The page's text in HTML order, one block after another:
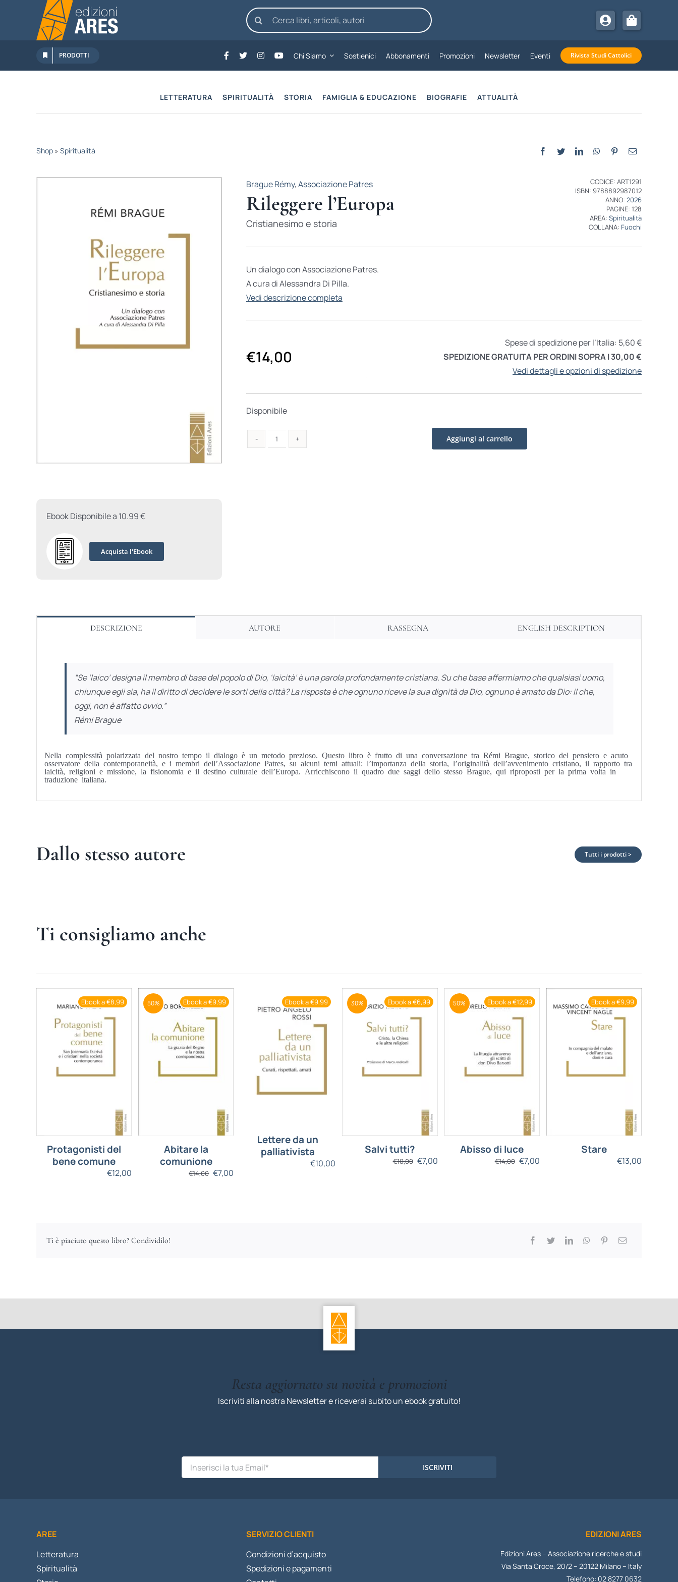
contenuto
Cerca
per:
PRODOTTI Chi Siamo Sostienici Abbonamenti Promozioni Newsletter Eventi Rivista Studi Cattolici
LETTERATURA SPIRITUALITÀ STORIA FAMIGLIA & EDUCAZIONE BIOGRAFIE ATTUALITÀ
Shop» Spiritualità
Brague Rémy,Associazione Patres
Rileggere l’Europa
Cristianesimo e storia
CODICE: ART1291
ISBN: 9788892987012
ANNO:2026
PAGINE: 128
AREA:Spiritualità
COLLANA: Fuochi
Un dialogo con Associazione Patres.
A cura di Alessandra Di Pilla.
Vedi descrizione completa
€14,00
Spese di spedizione per l’Italia: 5,60 €
SPEDIZIONE GRATUITA PER ORDINI SOPRA I 30,00 €
Vedi dettagli e opzioni di spedizione
Disponibile
Rileggere
Aggiungi al carrello
Ebook Disponibile a 10.99 €
Acquista l'Ebook
DESCRIZIONE AUTORE RASSEGNA ENGLISH DESCRIPTION
“Se ‘laico’ designa il membro di base del popolo di Dio, ‘laicità’ è una parola profondamente cristiana. Su che base affermiamo che qualsiasi uomo,
chiunque egli sia, ha il diritto di decidere le sorti della città? La risposta è che ognuno riceve la sua dignità da Dio, ognuno è amato da Dio: il che,
oggi, non è affatto ovvio.”
Rémi Brague
Nella complessità polarizzata del nostro tempo il dialogo è un metodo prezioso. Questo libro è frutto di una conversazione tra Rémi Brague, storico del pensiero e acuto
osservatore della contemporaneità, e i membri dell’Associazione Patres, su alcuni temi attuali: l’importanza della storia, l’originalità dell’avvenimento cristiano, il rapporto tra
laicità, religioni e missione, la fisionomia e il destino culturale dell’Europa. Arricchiscono il quadro due saggi dello stesso Brague, qui riproposti per la prima volta in
traduzione italiana.
Dallo stesso autore Tutti i prodotti >
Ti consigliamo anche
Ebook a €8,99
Protagonisti del
bene comune
€12,00
Ebook a €9,99
50%
Abitare la
comunione
€14,00 €7,00
Ebook a €9,99
Lettere da un
palliativista
€10,00
Ebook a €6,99
30%
Salvi tutti?
€10,00 €7,00
Ebook a €12,99
50%
Abisso di luce
€14,00 €7,00
Ebook a €9,99
Stare
€13,00
Ti è piaciuto questo libro? Condividilo!
Resta aggiornato su novità e promozioni
Iscriviti alla nostra Newsletter e riceverai subito un ebook gratuito!
ISCRIVITI
AREE
Letteratura
Spiritualità
SERVIZIO CLIENTI
Condizioni d’acquisto
Spedizioni e pagamenti
EDIZIONI ARES
Edizioni Ares – Associazione ricerche e studi
Via Santa Croce, 20/2 – 20122 Milano – Italy
Telefono: 02 8277 0632